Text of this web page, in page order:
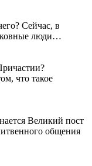
Сейчас, в
люди…
что такое
Великий пост
общения